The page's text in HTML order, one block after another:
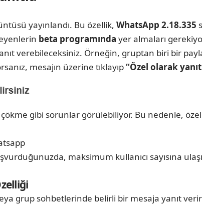
yayınlandı. Bu özellik, WhatsApp 2.18.335
beta programında yer almaları
verebileceksiniz. Örneğin, gruptan biri bir
mesajın üzerine tıklayıp“Özel olarak
gibi sorunlar görülebiliyor. Bu nedenle,
maksimum kullanıcı sayısına
grup sohbetlerinde belirli bir mesaja yanıt